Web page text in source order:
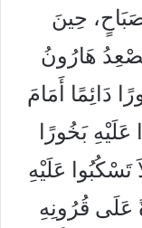
حِينَ
8وَحِينَ يُصْعِدُ هَارُونُ
دَائِمًا أَمَامَ
تُصْعِدُوا عَلَيْهِ بَخُورًا
تَسْكُبُوا عَلَيْهِ
عَلَى قُرُونِهِ